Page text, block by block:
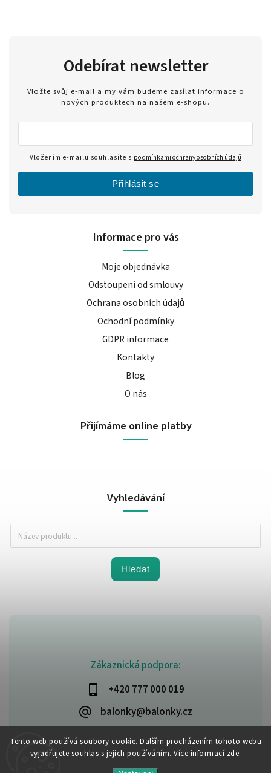
Tento web používá soubory cookie. Dalším procházením tohoto webu
vyjadřujete souhlas s jejich používáním. Více informací zde.
Zákaznická podpora:
+420 777 000 019
balonky@balonky.cz
Informace pro vás
Moje objednávka
Odstoupení od smlouvy
Ochrana osobních údajů
Ochodní podmínky
GDPR informace
Kontakty
Blog
O nás
Přijímáme online platby
Vyhledávání
Hledat
Odebírat newsletter
Vložte svůj e-mail a my vám budeme zasílat informace o
nových produktech na našem e-shopu.
Vložením e-mailu souhlasíte s podmínkami ochrany osobních údajů
Přihlásit se
Party-narozeniny. Všechna práva vyhrazena.